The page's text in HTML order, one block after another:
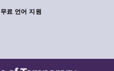
무료 언어 지원